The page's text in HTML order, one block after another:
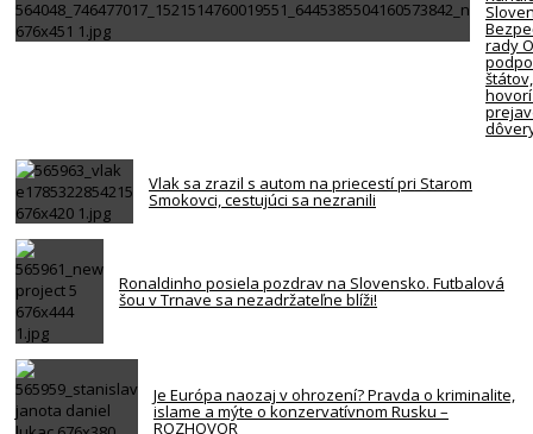
rady
Vlak sa zrazil s autom na priecestí pri Starom
Smokovci, cestujúci sa nezranili
Ronaldinho posiela pozdrav na Slovensko. Futbalová
šou v Trnave sa nezadržateľne blíži!
Je Európa naozaj v ohrození? Pravda o kriminalite,
islame a mýte o konzervatívnom Rusku –
ROZHOVOR